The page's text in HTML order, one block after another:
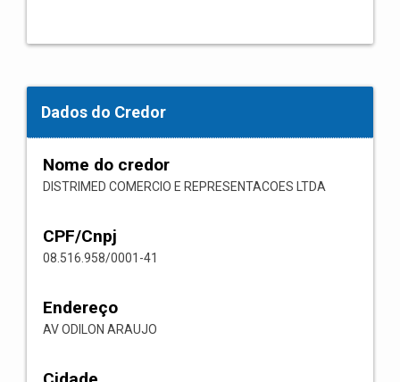
Dados do Credor
Nome do credor
DISTRIMED COMERCIO E REPRESENTACOES LTDA
CPF/Cnpj
08.516.958/0001-41
Endereço
AV ODILON ARAUJO